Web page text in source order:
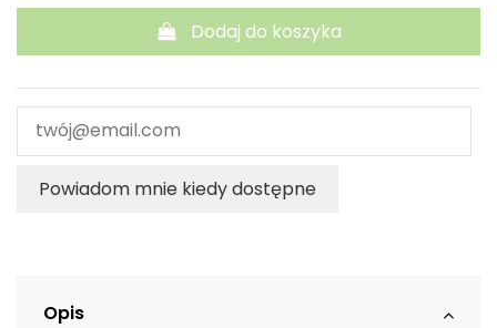
Dodaj do koszyka
Powiadom mnie kiedy dostępne
Opis